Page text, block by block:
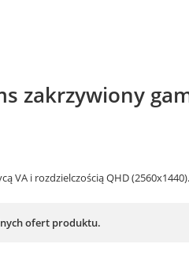
zakrzywiony
i rozdzielczością QHD
ofert produktu.